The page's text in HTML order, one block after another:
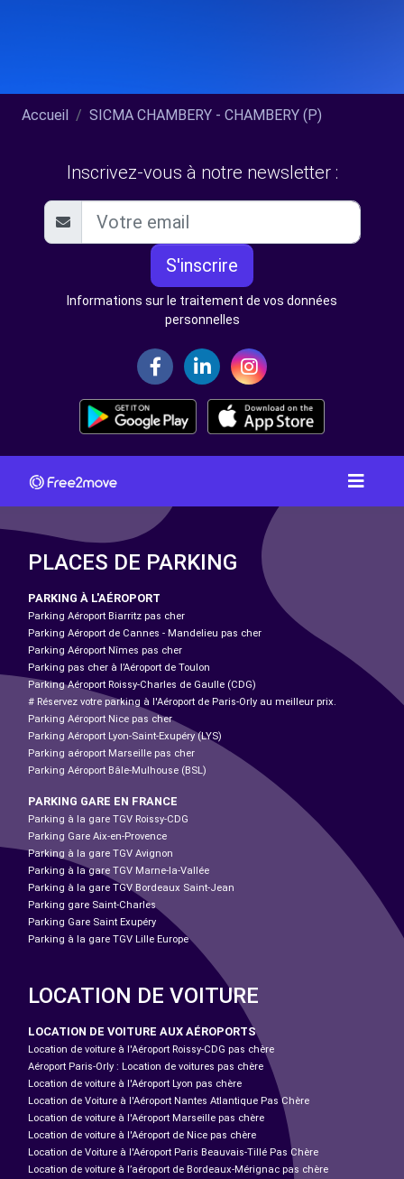
Accueil SICMA CHAMBERY - CHAMBERY (P)
Inscrivez-vous à notre newsletter :
S'inscrire
Informations sur le traitement de vos données
personnelles
PLACES DE PARKING
PARKING À L'AÉROPORT
Parking Aéroport Biarritz pas cher
Parking Aéroport de Cannes - Mandelieu pas cher
Parking Aéroport Nîmes pas cher
Parking pas cher à l’Aéroport de Toulon
Parking Aéroport Roissy-Charles de Gaulle (CDG)
# Réservez votre parking à l'Aéroport de Paris-Orly au meilleur prix.
Parking Aéroport Nice pas cher
Parking Aéroport Lyon-Saint-Exupéry (LYS)
Parking aéroport Marseille pas cher
Parking Aéroport Bâle-Mulhouse (BSL)
PARKING GARE EN FRANCE
Parking à la gare TGV Roissy-CDG
Parking Gare Aix-en-Provence
Parking à la gare TGV Avignon
Parking à la gare TGV Marne-la-Vallée
Parking à la gare TGV Bordeaux Saint-Jean
Parking gare Saint-Charles
Parking Gare Saint Exupéry
Parking à la gare TGV Lille Europe
LOCATION DE VOITURE
LOCATION DE VOITURE AUX AÉROPORTS
Location de voiture à l'Aéroport Roissy-CDG pas chère
Aéroport Paris-Orly : Location de voitures pas chère
Location de voiture à l'Aéroport Lyon pas chère
Location de Voiture à l'Aéroport Nantes Atlantique Pas Chère
Location de voiture à l'Aéroport Marseille pas chère
Location de voiture à l'Aéroport de Nice pas chère
Location de Voiture à l'Aéroport Paris Beauvais-Tillé Pas Chère
Location de voiture à l’aéroport de Bordeaux-Mérignac pas chère